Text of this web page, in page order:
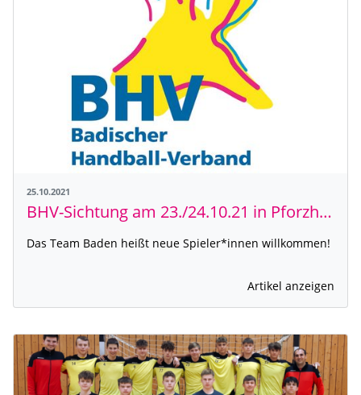
25.10.2021
BHV-Sichtung am 23./24.10.21 in Pforzheim und Heidelberg
Das Team Baden heißt neue Spieler*innen willkommen!
Artikel anzeigen